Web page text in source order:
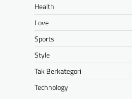
Health
Love
Sports
Style
Tak Berkategori
Technology